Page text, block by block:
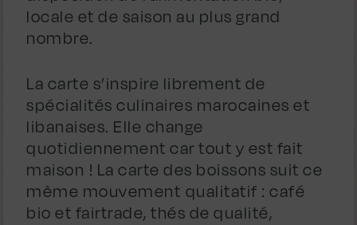
locale et de saison au plus grand
nombre.
La carte s’inspire librement de
spécialités culinaires marocaines et
libanaises. Elle change
quotidiennement car tout y est fait
maison ! La carte des boissons suit ce
même mouvement qualitatif : café
bio et fairtrade, thés de qualité,